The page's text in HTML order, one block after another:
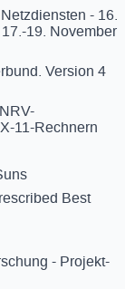
- 16.
19. November
Version 4
11-Rechnern
Best
- Projekt-